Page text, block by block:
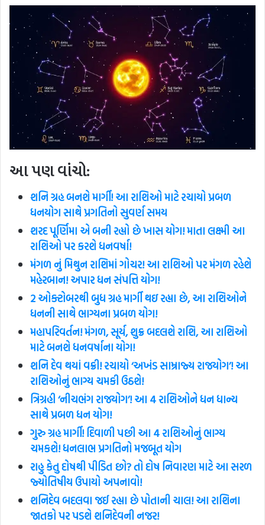
આ પણ વાંચો:
શનિ ગ્રહ બનશે માર્ગી! આ રાશિઓ માટે રચાયો પ્રબળ
ધનયોગ સાથે પ્રગતિનો સુવર્ણ સમય
શરદ પૂર્ણિમા એ બની રહ્યો છે ખાસ યોગ! માતા લક્ષ્મી આ
રાશિઓ પર કરશે ધનવર્ષા!
મંગળ નું મિથુન રાશિમાં ગોચર! આ રાશિઓ પર મંગળ રહેશે
મહેરબાન! અપાર ધન સંપત્તિ યોગ!
2 ઓક્ટોબરથી બુધ ગ્રહ માર્ગી થઇ રહ્યા છે, આ રાશિઓને
ધનની સાથે ભાગ્યના પ્રબળ યોગ!
મહાપરિવર્તન! મંગળ, સૂર્ય, શુક્ર બદલશે રાશિ, આ રાશિઓ
માટે બનશે ધનવર્ષાના યોગ!
શનિ દેવ થયાં વક્રી! રચાયો ‘અખંડ સામ્રાજ્ય રાજયોગ’! આ
રાશિઓનું ભાગ્ય ચમકી ઉઠશે!
ત્રિગ્રહી ‘નીચભંગ રાજયોગ’! આ 4 રાશિઓને ધન ધાન્ય
સાથે પ્રબળ ધન યોગ!
ગુરુ ગ્રહ માર્ગી! દિવાળી પછી આ 4 રાશિઓનું ભાગ્ય
ચમકશે! ધનલાભ પ્રગતિનો મજબૂત યોગ
રાહુ કેતુ દોષથી પીડિત છો? તો દોષ નિવારણ માટે આ સરળ
જ્યોતિષીય ઉપાયો અપનાવો!
શનિદેવ બદલવા જઈ રહ્યા છે પોતાની ચાલ! આ રાશિના
જાતકો પર પડશે શનિદેવની નજર!